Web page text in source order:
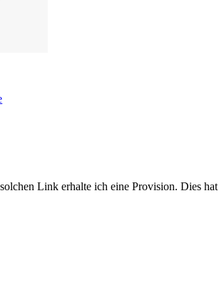
Link erhalte ich eine Provision. Dies hat